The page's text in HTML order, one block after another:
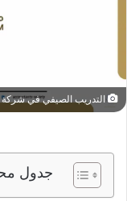
التدريب الصيفي في شركة
جدول